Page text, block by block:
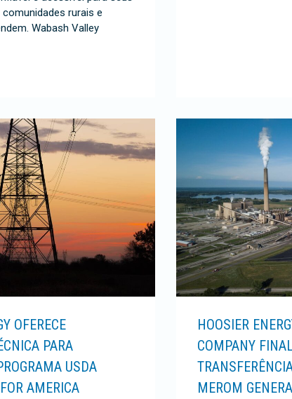
rurais e
Wabash Valley
OFERECE
PARA
USDA
AMERICA
HOOSIER
COMPANY
MEROM